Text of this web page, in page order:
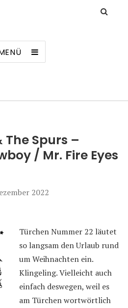
The Spurs –
/ Mr. Fire Eyes
2022
Türchen Nummer 22 läutet
so langsam den Urlaub rund
um Weihnachten ein.
Klingeling. Vielleicht auch
einfach deswegen, weil es
am Türchen wortwörtlich